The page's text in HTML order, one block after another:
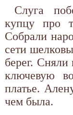
Слуга
купцу про
Собрали
сети
берег.
ключевую
платье.
чем была.